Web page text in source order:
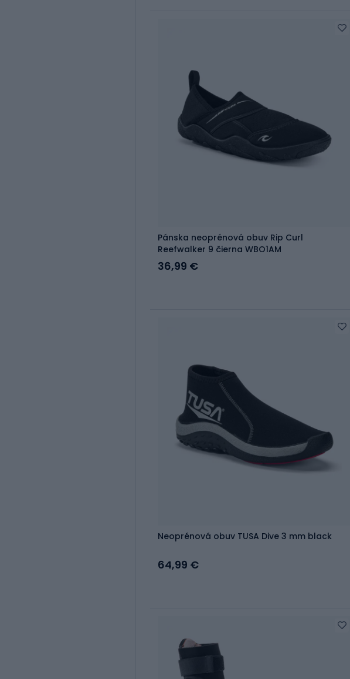
Pánska neoprénová obuv Rip Curl
Reefwalker 9 čierna WBO1AM
36,99 €
Neoprénová obuv TUSA Dive 3 mm black
64,99 €